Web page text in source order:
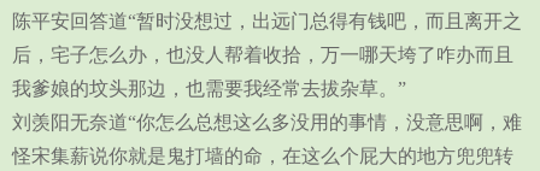
陈平安回答道“暂时没想过，出远门总得有钱吧，而且离开之
后，宅子怎么办，也没人帮着收拾，万一哪天垮了咋办而且
我爹娘的坟头那边，也需要我经常去拔杂草。”
刘羡阳无奈道“你怎么总想这么多没用的事情，没意思啊，难
怪宋集薪说你就是鬼打墙的命，在这么个屁大的地方兜兜转